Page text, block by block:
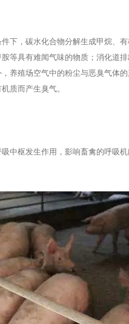
下，碳水化合物分解生成甲烷、
等具有难闻气味的物质；消化道
养殖场空气中的粉尘与恶臭气体
质而产生臭气。
中枢发生作用，影响畜禽的呼吸